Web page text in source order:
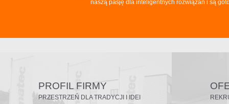
naszą pasję dla inteligentnych rozwiązań i są
PROFIL FIRMY
PRZESTRZEŃ DLA TRADYCJI I IDEI